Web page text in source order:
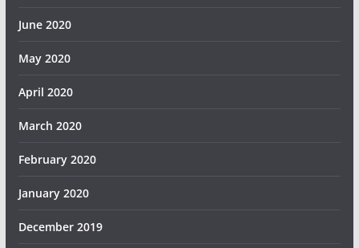
June 2020
May 2020
April 2020
March 2020
February 2020
January 2020
December 2019